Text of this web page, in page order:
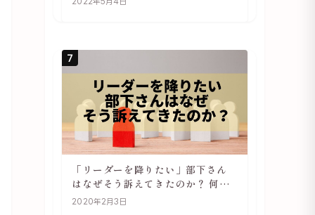
7
「リーダーを降りたい」部下さん
はなぜそう訴えてきたのか？ 何が
辛いのか？ あらためて考えてみる
2020年2月3日